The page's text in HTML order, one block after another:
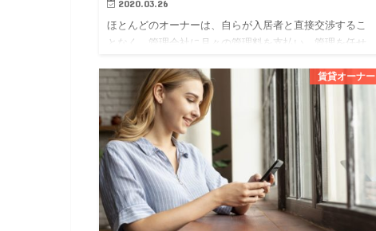
2020.03.26
ほとんどのオーナーは、自らが入居者と直接交渉するこ
となく、管理会社に月々の管理料を支払い、管理を任せ
とで専門家に任せられる安心感が得られ、賃貸経営にか
かる勉強や労力を軽…
賃貸オーナー